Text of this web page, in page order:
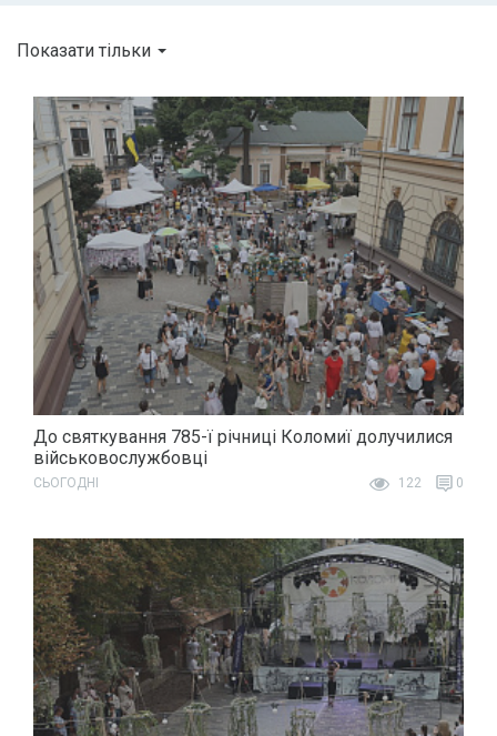
Показати тільки
До святкування 785-ї річниці Коломиї долучилися
військовослужбовці
СЬОГОДНІ 122 0